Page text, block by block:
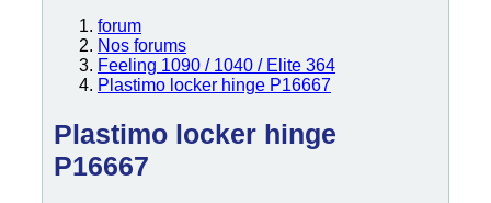
forum
Nos forums
Feeling 1090 / 1040 / Elite 364
Plastimo locker hinge P16667
Plastimo locker hinge
P16667